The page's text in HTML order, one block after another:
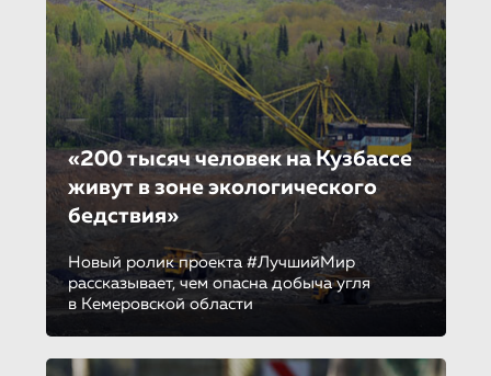
«200 тысяч человек на Кузбассе
живут в зоне экологическо­го
бедствия»
Новый ролик проекта #ЛучшийМир
рассказывает, чем опасна добыча угля
в Кемеровской области